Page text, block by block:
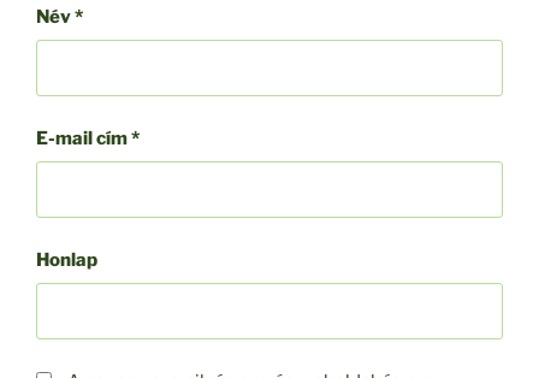
Név*
E-mail cím*
Honlap